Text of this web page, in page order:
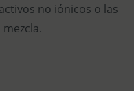
no iónicos o las